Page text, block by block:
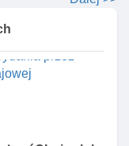
przez